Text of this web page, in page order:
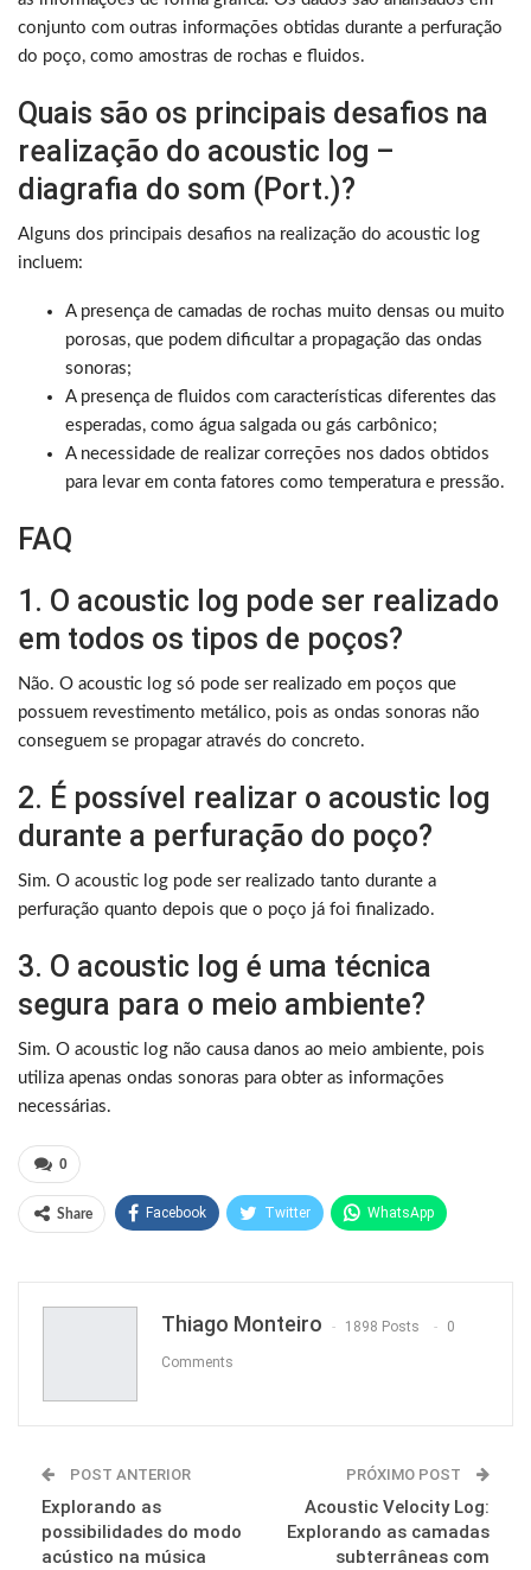
conjunto com outras informações obtidas durante a perfuração
do poço, como amostras de rochas e fluidos.
Quais são os principais desafios na
realização do acoustic log –
diagrafia do som (Port.)?
Alguns dos principais desafios na realização do acoustic log
incluem:
A presença de camadas de rochas muito densas ou muito
porosas, que podem dificultar a propagação das ondas
sonoras;
A presença de fluidos com características diferentes das
esperadas, como água salgada ou gás carbônico;
A necessidade de realizar correções nos dados obtidos
para levar em conta fatores como temperatura e pressão.
FAQ
1. O acoustic log pode ser realizado
em todos os tipos de poços?
Não. O acoustic log só pode ser realizado em poços que
possuem revestimento metálico, pois as ondas sonoras não
conseguem se propagar através do concreto.
2. É possível realizar o acoustic log
durante a perfuração do poço?
Sim. O acoustic log pode ser realizado tanto durante a
perfuração quanto depois que o poço já foi finalizado.
3. O acoustic log é uma técnica
segura para o meio ambiente?
Sim. O acoustic log não causa danos ao meio ambiente, pois
utiliza apenas ondas sonoras para obter as informações
necessárias.
0
Share Facebook Twitter WhatsApp
Thiago Monteiro 1898 Posts 0
Comments
POST ANTERIOR
Explorando as
possibilidades do modo
acústico na música
PRÓXIMO POST
Acoustic Velocity Log:
Explorando as camadas
subterrâneas com